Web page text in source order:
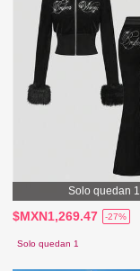
Solo quedan 1
$MXN1,269.47 -27%
Solo quedan 1